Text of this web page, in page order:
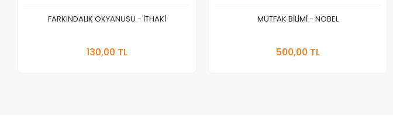
FARKINDALIK OKYANUSU - İTHAKİ
130,00 TL
MUTFAK BİLİMİ - NOBEL
500,00 TL